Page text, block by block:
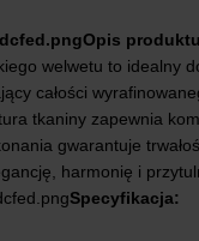
Opis
welwetu to idealny
całości
tkaniny zapewnia
gwarantuje
harmonię i
Specyfikacja: